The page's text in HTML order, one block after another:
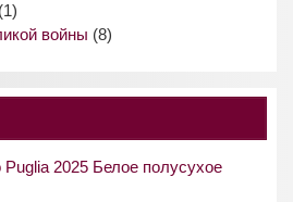
(1)
войны (8)
2025 Белое полусухое